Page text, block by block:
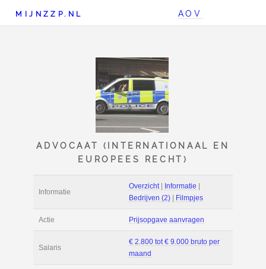
MIJNZZP.NL AOV
ADVOCAAT
EUROPEES RECHT)